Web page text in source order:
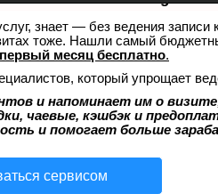
знает — без ведения
тоже. Нашли самый
первый месяц бесплатно.
который упрощает
и напоминает им о
чаевые, кэшбэк и
и помогает больше
сервисом